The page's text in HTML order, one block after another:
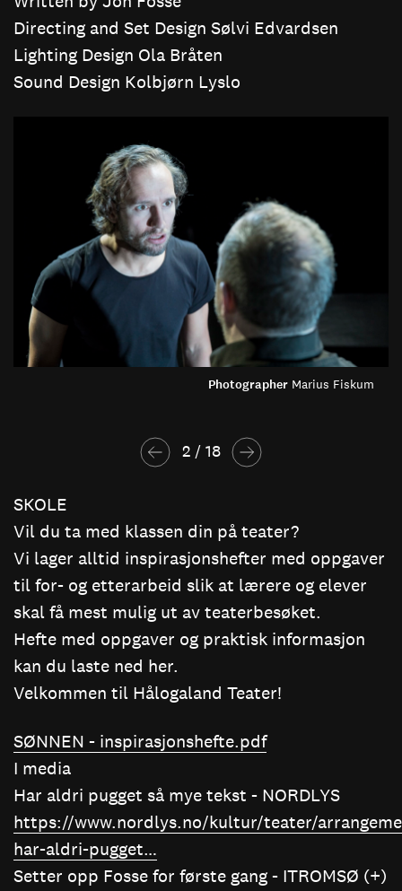
Directing and Set Design Sølvi Edvardsen
Lighting Design Ola Bråten
Sound Design Kolbjørn Lyslo
Photographer Marius Fiskum
2 / 18
SKOLE
Vil du ta med klassen din på teater?
Vi lager alltid inspirasjonshefter med oppgaver
til for- og etterarbeid slik at lærere og elever
skal få mest mulig ut av teaterbesøket.
Hefte med oppgaver og praktisk informasjon
kan du laste ned her.
Velkommen til Hålogaland Teater!
SØNNEN - inspirasjonshefte.pdf
I media
Har aldri pugget så mye tekst - NORDLYS
https://www.nordlys.no/kultur/teater/
har-aldri-pugget…
Setter opp Fosse for første gang - ITROMSØ (+)